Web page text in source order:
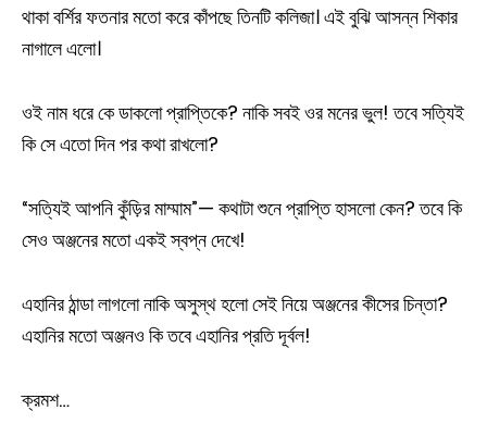
থাকা বর্শির ফতনার মতো করে কাঁপছে তিনটি কলিজা। এই বুঝি আসন্ন শিকার
নাগালে এলো।
ওই নাম ধরে কে ডাকলো প্রাপ্তিকে? নাকি সবই ওর মনের ভুল! তবে সত্যিই
কি সে এতো দিন পর কথা রাখলো?
“সত্যিই আপনি কুঁড়ির মাম্মাম”— কথাটা শুনে প্রাপ্তি হাসলো কেন? তবে কি
সেও অঞ্জনের মতো একই স্বপ্ন দেখে!
এহানির ঠান্ডা লাগলো নাকি অসুস্থ হলো সেই নিয়ে অঞ্জনের কীসের চিন্তা?
এহানির মতো অঞ্জনও কি তবে এহানির প্রতি দূর্বল!
ক্রমশ…